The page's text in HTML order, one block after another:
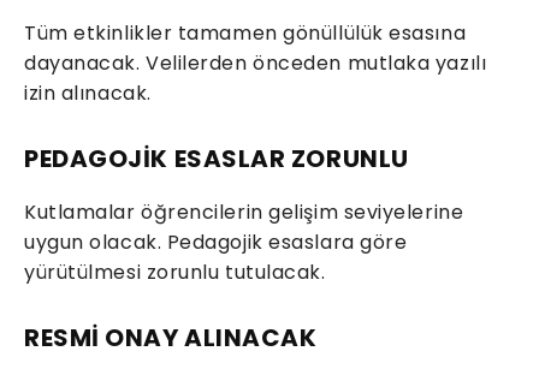
Tüm etkinlikler tamamen gönüllülük esasına
dayanacak. Velilerden önceden mutlaka yazılı
izin alınacak.
PEDAGOJİK ESASLAR ZORUNLU
Kutlamalar öğrencilerin gelişim seviyelerine
uygun olacak. Pedagojik esaslara göre
yürütülmesi zorunlu tutulacak.
RESMİ ONAY ALINACAK